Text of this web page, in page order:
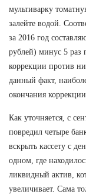
мультиварку
залейте водой.
за 2016 год
рублей) минус 5 раз
коррекции против
данный факт,
окончания
Как уточняется, с
повредил четыре
вскрыть кассету с
одном, где
ликвидный актив,
увеличивает. Сама